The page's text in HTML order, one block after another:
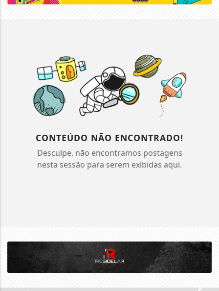
CONTEÚDO NÃO ENCONTRADO!
Desculpe, não encontramos postagens
nesta sessão para serem exibidas aqui.